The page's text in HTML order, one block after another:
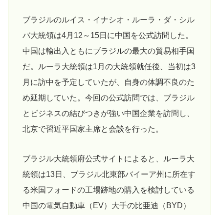
ブラジルのルイス・イナシオ・ルーラ・ダ・シル
バ大統領は4月12～15日に中国を公式訪問した。
中国は輸出入ともにブラジルの最大の貿易相手国
だ。ルーラ大統領は1月の大統領就任後、当初は3
月に訪中を予定していたが、自身の体調不良のた
め延期していた。今回の公式訪問では、ブラジル
とビジネスの結びつきが強い中国企業を訪問し、
北京で習近平国家主席と会談を行った。
ブラジル大統領府公式サイトによると、ルーラ大
統領は13日、ブラジル北東部バイーア州に所在す
る米国フォードの工場跡地の購入を検討している
中国の電気自動車（EV）大手の比亜迪（BYD）